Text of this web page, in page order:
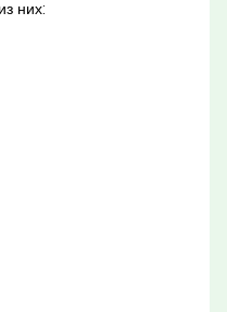
них: